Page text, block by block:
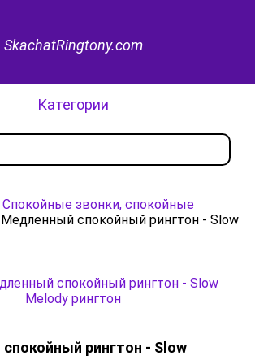
SkachatRingtony.com
Категории
Спокойные звонки, спокойные
Медленный спокойный рингтон - Slow
спокойный рингтон - Slow
Melody рингтон
рингтон - Slow